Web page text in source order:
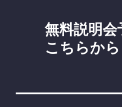
無料説明会
こちらから